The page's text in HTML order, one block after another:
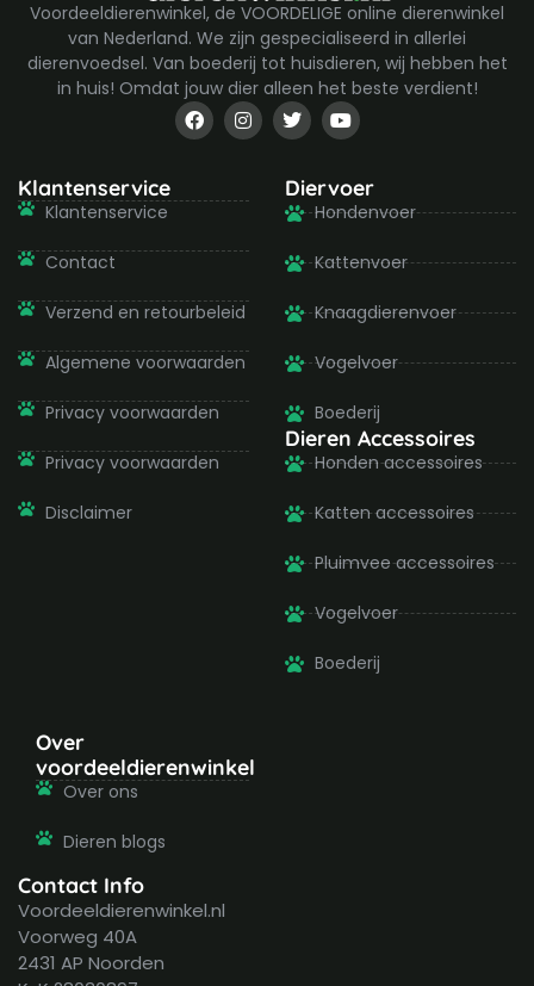
Voordeeldierenwinkel, de VOORDELIGE online dierenwinkel
van Nederland. We zijn gespecialiseerd in allerlei
dierenvoedsel. Van boederij tot huisdieren, wij hebben het
in huis! Omdat jouw dier alleen het beste verdient!
F
a
c
o
I
n
s
g
T
w
i
t
e
r
Y
o
u
u
b
e
Klantenservice
Klantenservice
Contact
Verzend en retourbeleid
Algemene voorwaarden
Privacy voorwaarden
Privacy voorwaarden
Disclaimer
Diervoer
Hondenvoer
Kattenvoer
Knaagdierenvoer
Vogelvoer
Boederij
Dieren Accessoires
Honden accessoires
Katten accessoires
Pluimvee accessoires
Vogelvoer
Boederij
Over
voordeeldierenwinkel
Over ons
Dieren blogs
Contact Info
Voordeeldierenwinkel.nl
Voorweg 40A
2431 AP Noorden